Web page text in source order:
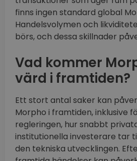
finns ingen standard global
Handelsvolymen och
börs, och dessa skillnader
Vad kommer
värd i framtiden?
Ett stort antal saker kan
Morpho i framtiden, inklusive
regleringen, hur snabbt
institutionella investerare tar
den tekniska utvecklingen.